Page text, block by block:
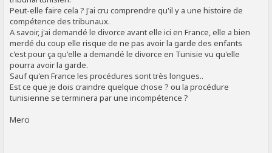
Peut-elle faire cela ? J'ai cru comprendre qu'il y a une histoire de
compétence des tribunaux.
A savoir, j'ai demandé le divorce avant elle ici en France, elle a bien
merdé du coup elle risque de ne pas avoir la garde des enfants
c'est pour ça qu'elle a demandé le divorce en Tunisie vu qu'elle
pourra avoir la garde.
Sauf qu'en France les procédures sont très longues..
Est ce que je dois craindre quelque chose ? ou la procédure
tunisienne se terminera par une incompétence ?
Merci